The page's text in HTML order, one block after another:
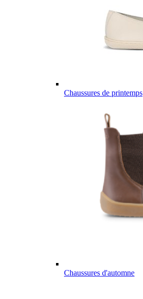
Chaussures de printemps
Chaussures d'automne